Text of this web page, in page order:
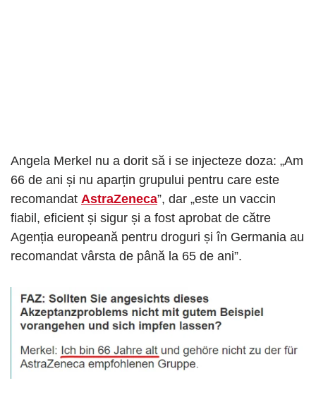
Angela Merkel nu a dorit să i se injecteze doza: „Am
66 de ani și nu aparțin grupului pentru care este
recomandat AstraZeneca”, dar „este un vaccin
fiabil, eficient și sigur și a fost aprobat de către
Agenția europeană pentru droguri și în Germania au
recomandat vârsta de până la 65 de ani”.